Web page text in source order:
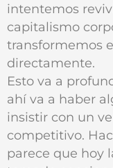
intentemos
capitalismo
transformemos
directamente.
Esto va a
ahí va a haber
insistir con un
competitivo.
parece que hoy